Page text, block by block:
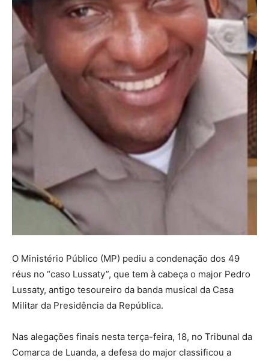
O Ministério Público (MP) pediu a condenação dos 49
réus no “caso Lussaty”, que tem à cabeça o major Pedro
Lussaty, antigo tesoureiro da banda musical da Casa
Militar da Presidência da República.
Nas alegações finais nesta terça-feira, 18, no Tribunal da
Comarca de Luanda, a defesa do major classificou a